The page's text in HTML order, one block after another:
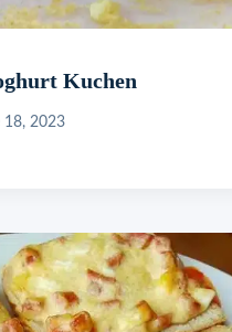
Kuchen
18, 2023